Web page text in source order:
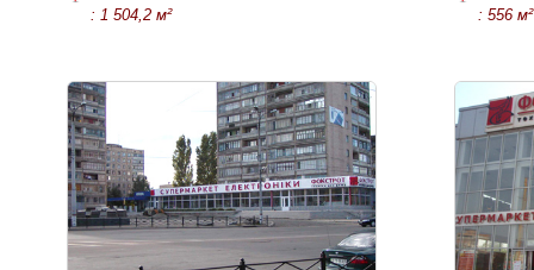
: 1 504,2 м² : 556 м²